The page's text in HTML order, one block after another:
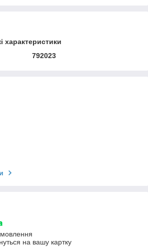
характеристики
792023
на вашу картку